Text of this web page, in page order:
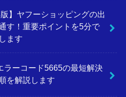
版】ヤフーショッピングの出
す！重要ポイントを5分で
ます
ラーコード5665の最短解決
を解説します